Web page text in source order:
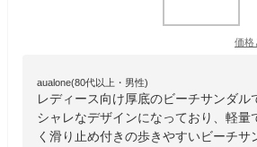
価格
aualone(80代以上・男性)
レディース向け厚底のビーチサンダル
シャレなデザインになっており、軽量
く滑り止め付きの歩きやすいビーチサ